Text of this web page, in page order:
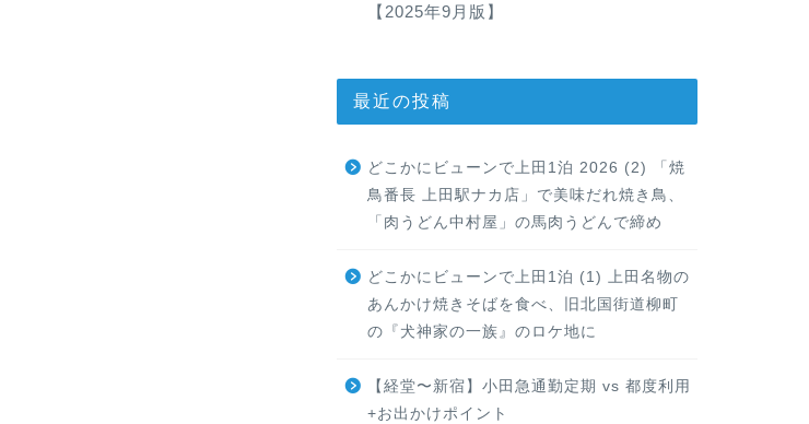
【2025年9月版】
最近の投稿
どこかにビューンで上田1泊 2026 (2) 「焼
鳥番長 上田駅ナカ店」で美味だれ焼き鳥、
「肉うどん中村屋」の馬肉うどんで締め
どこかにビューンで上田1泊 (1) 上田名物の
あんかけ焼きそばを食べ、旧北国街道柳町
の『犬神家の一族』のロケ地に
【経堂〜新宿】小田急通勤定期 vs 都度利用
+お出かけポイント